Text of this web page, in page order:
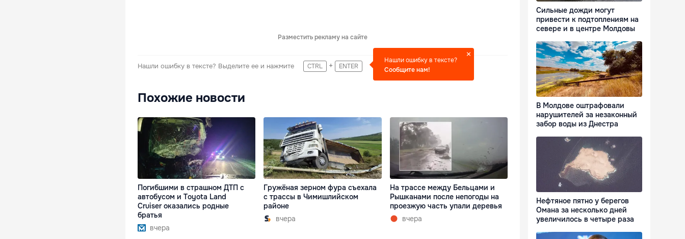
Разместить рекламу на сайте
Нашли ошибку в тексте? Выделите ее и нажмите CTRL + ENTER
Нашли ошибку в тексте?
Сообщите нам!
Похожие новости
Погибшими в страшном ДТП с
автобусом и Toyota Land
Cruiser оказались родные
братья
вчера
Гружёная зерном фура съехала
с трассы в Чимишлийском
районе
вчера
На трассе между Бельцами и
Рышканами после непогоды на
проезжую часть упали деревья
вчера
Сильные дожди могут
привести к подтоплениям на
севере и в центре Молдовы
В Молдове оштрафовали
нарушителей за незаконный
забор воды из Днестра
Нефтяное пятно у берегов
Омана за несколько дней
увеличилось в четыре раза